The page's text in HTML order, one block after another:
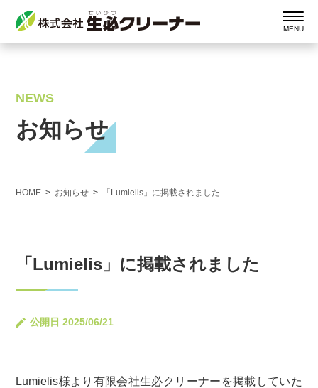
NEWS
お知らせ
HOME お知らせ 「Lumielis」に掲載されました
「Lumielis」に掲載されました
公開日 2025/06/21
Lumielis様より有限会社生必クリーナーを掲載していた